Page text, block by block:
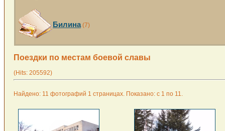
Билина(7)
Поездки по местам боевой славы
(Hits: 205592)
Найдено: 11 фотографий 1 страницах. Показано: с 1 по 11.